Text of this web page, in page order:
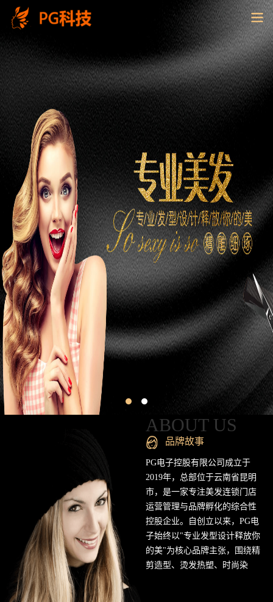
PG
电
子
控
股
有
限
公
司-
云
南
昆
明
专
业
美
发
连
方
网
站
ABOUT US
品牌故事
PG电子控股有限公司成立于
2019年，总部位于云南省昆明
市，是一家专注美发连锁门店
运营管理与品牌孵化的综合性
控股企业。自创立以来，PG电
子始终以"专业发型设计释放你
的美"为核心品牌主张，围绕精
剪造型、烫发热塑、时尚染